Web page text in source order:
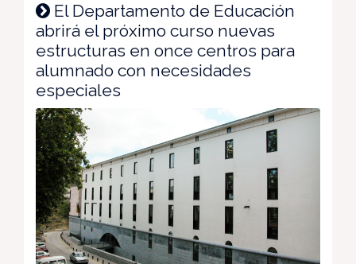
El Departamento de Educación
abrirá el próximo curso nuevas
estructuras en once centros para
alumnado con necesidades
especiales